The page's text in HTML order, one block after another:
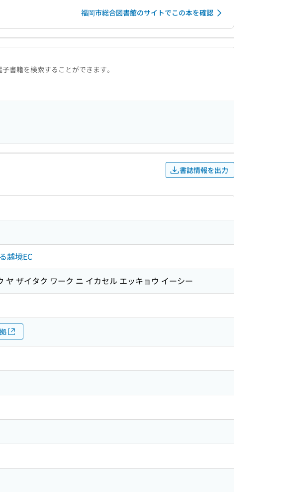
福岡市総合図書館のサイトでこの本を確認
書籍を検索することができます。
書誌情報を出力
越境EC
ザイタク ワーク ニ イカセル エッキョウ イーシー